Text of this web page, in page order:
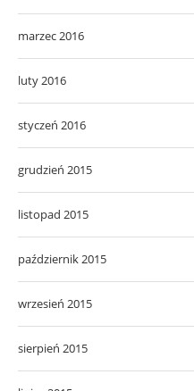
marzec 2016
luty 2016
styczeń 2016
grudzień 2015
listopad 2015
październik 2015
wrzesień 2015
sierpień 2015